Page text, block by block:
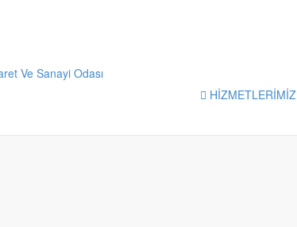
HİZMETLERİMİZ